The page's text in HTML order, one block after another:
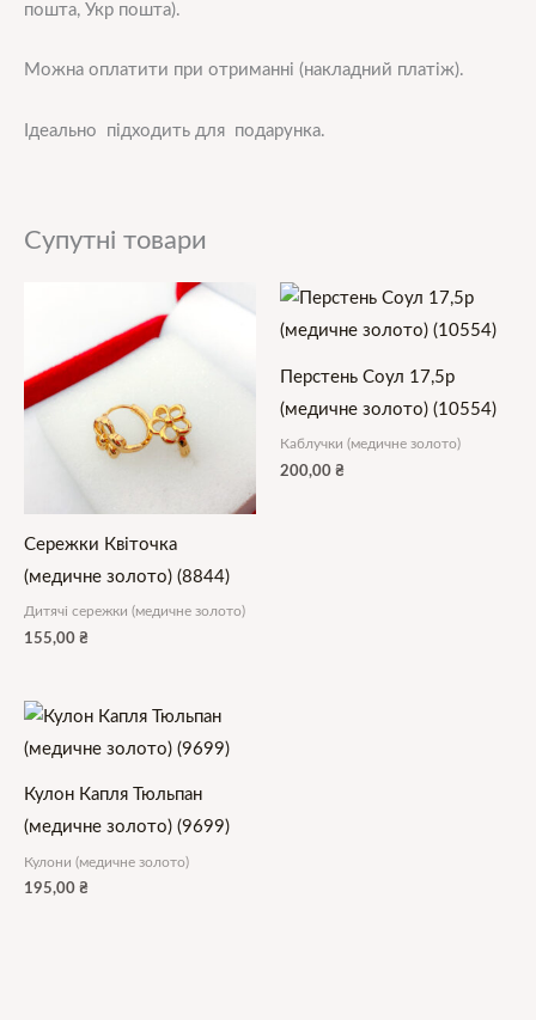
пошта, Укр пошта).
Можна оплатити при отриманні (накладний платіж).
Ідеально підходить для подарунка.
Супутні товари
Сережки Квіточка
(медичне золото) (8844)
Дитячі сережки (медичне золото)
155,00 ₴
Перстень Соул 17,5р
(медичне золото) (10554)
Каблучки (медичне золото)
200,00 ₴
Кулон Капля Тюльпан
(медичне золото) (9699)
Кулони (медичне золото)
195,00 ₴